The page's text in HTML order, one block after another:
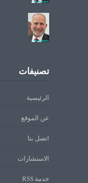
تصنيفات
الرئيسية
عن الموقع
اتصل بنا
الاستشارات
خدمة RSS